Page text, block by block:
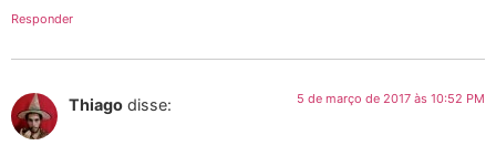
Responder
Thiago disse: 5 de março de 2017 às 10:52 PM